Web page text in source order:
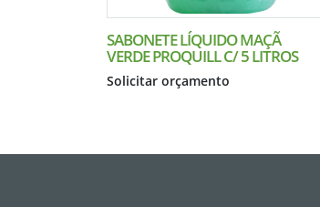
SABONETE LÍQUIDO MAÇÃ
VERDE PROQUILL C/ 5 LITROS
Solicitar orçamento